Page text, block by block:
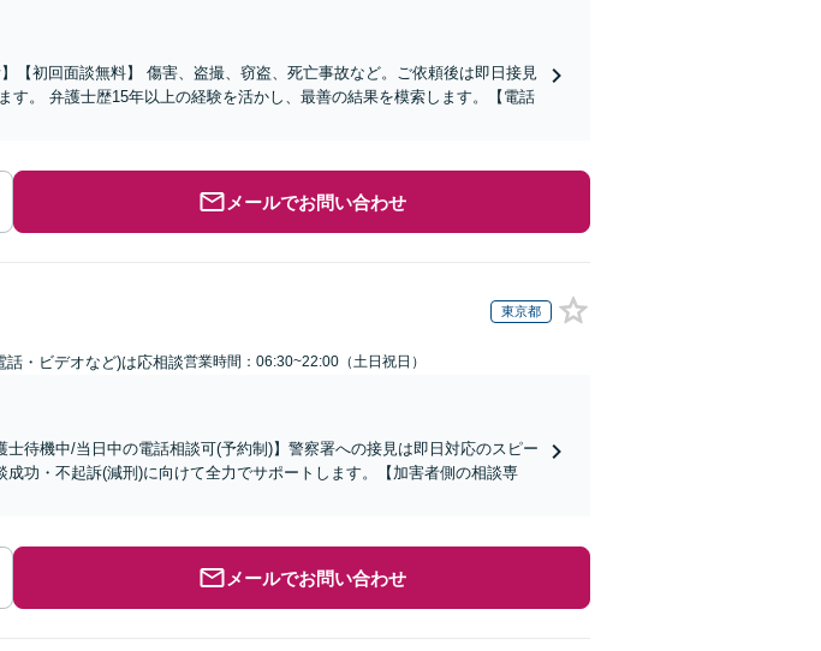
【初回面談無料】 傷害、盗撮、窃盗、死亡事故など。ご依頼後は即日接見
す。 弁護士歴15年以上の経験を活かし、最善の結果を模索します。【電話
メールでお問い合わせ
東京都
話・ビデオなど)は応相談営業時間：06:30~22:00（土日祝日）
士待機中/当日中の電話相談可(予約制)】警察署への接見は即日対応のスピー
成功・不起訴(減刑)に向けて全力でサポートします。【加害者側の相談専
メールでお問い合わせ